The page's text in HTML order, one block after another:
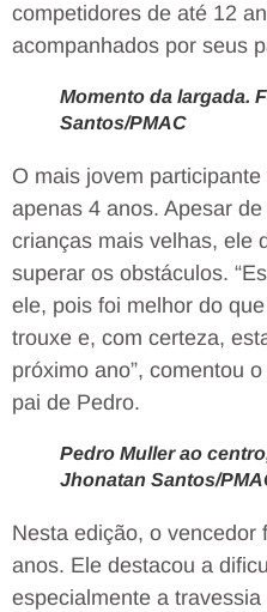
competidores de até 12
acompanhados por seus
Momento da largada.
Santos/PMAC
O mais jovem
apenas 4 anos. Apesar
crianças mais velhas, ele
superar os obstáculos.
ele, pois foi melhor do
trouxe e, com certeza,
próximo ano”, comentou
pai de Pedro.
Pedro Muller ao
Jhonatan Santos/
Nesta edição, o vencedor
anos. Ele destacou a
especialmente a travessia